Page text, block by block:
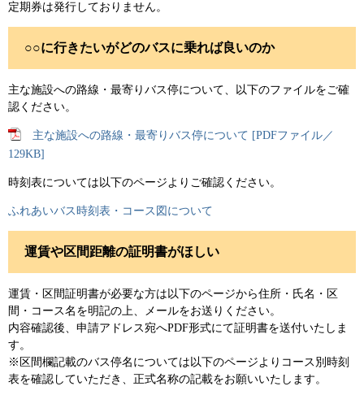
定期券は発行しておりません。
○○に行きたいがどのバスに乗れば良いのか
主な施設への路線・最寄りバス停について、以下のファイルをご確
認ください。
主な施設への路線・最寄りバス停について [PDFファイル／
129KB]
時刻表については以下のページよりご確認ください。
ふれあいバス時刻表・コース図について
運賃や区間距離の証明書がほしい
運賃・区間証明書が必要な方は以下のページから住所・氏名・区
間・コース名を明記の上、メールをお送りください。
内容確認後、申請アドレス宛へPDF形式にて証明書を送付いたしま
す。
※区間欄記載のバス停名については以下のページよりコース別時刻
表を確認していただき、正式名称の記載をお願いいたします。